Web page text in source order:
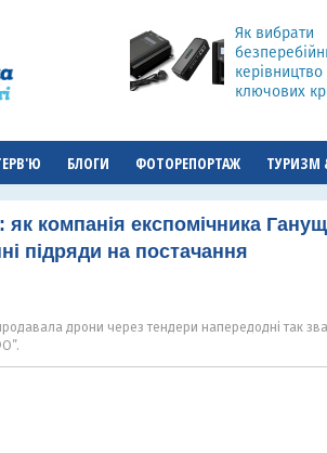
Як вибрати
ключових
БЛОГИ ФОТОРЕПОРТАЖ ТУРИЗМ
компанія експомічника
підряди на постачання
дрони через тендери напередодні так